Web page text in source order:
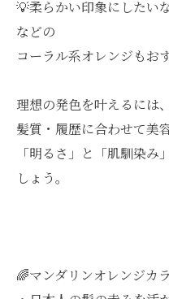
💡柔らかい印象にしたい
などの
コーラル系オレンジもお
理想の発色を叶えるには
髪質・履歴に合わせて美
「明るさ」と「肌馴染
しょう。
🌈マンダリンオレンジカ